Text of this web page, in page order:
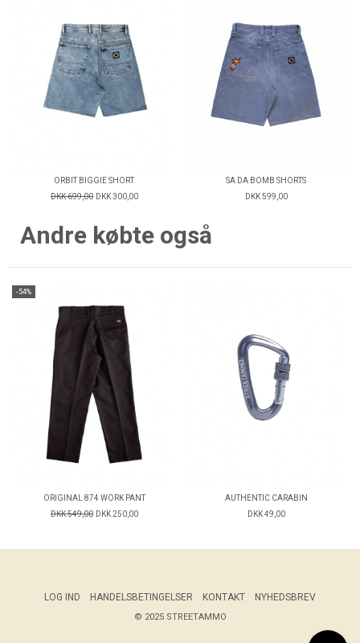
ORBIT BIGGIE SHORT
DKK 699,00 DKK 300,00
SA DA BOMB SHORTS
DKK 599,00
Andre købte også
-54%
ORIGINAL 874 WORK PANT
DKK 549,00 DKK 250,00
AUTHENTIC CARABIN
DKK 49,00
LOG IND HANDELSBETINGELSER KONTAKT NYHEDSBREV
© 2025 STREETAMMO